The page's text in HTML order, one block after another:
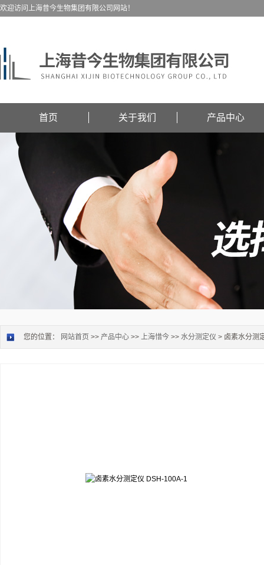
欢迎访问上海昔今生物集团有限公司网站！
首页 关于我们 产品中心
您的位置： 网站首页 >> 产品中心 >> 上海惜今 >> 水分测定仪 > 卤素水分测